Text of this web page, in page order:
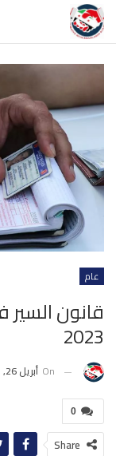
عام
قانون السير
2023
On أبريل 26, 2023
0
Share